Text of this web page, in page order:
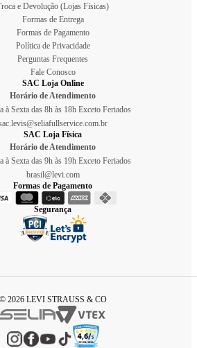
e Devolução (Lojas Físicas)
Formas de Entrega
Formas de Pagamento
Política de Privacidade
Perguntas Frequentes
Fale Conosco
SAC Loja Online
Horário de Atendimento
à Sexta das 8h às 18h Exceto Feriados
SAC Loja Física
Horário de Atendimento
à Sexta das 9h às 19h Exceto Feriados
brasil@levi.com
Formas de Pagamento
Segurança
© 2026 LEVI STRAUSS & CO